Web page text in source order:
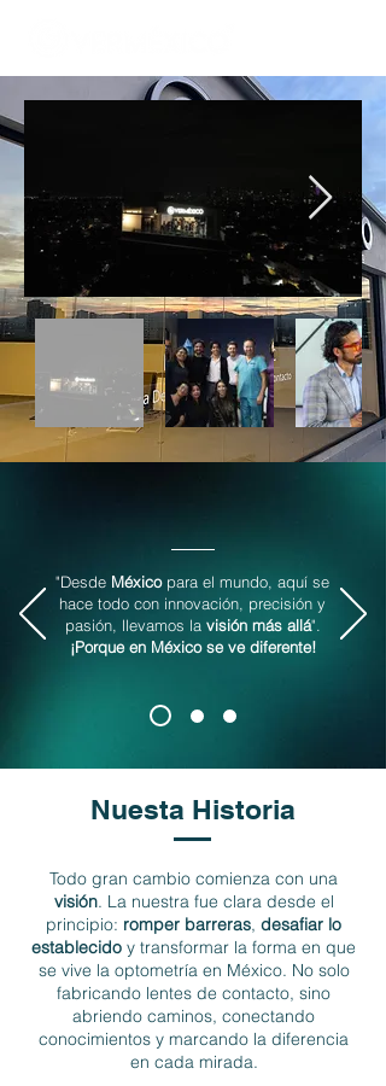
"Desde México para el mundo, aquí se
hace todo con innovación, precisión y
pasión, llevamos la visión más allá".
¡Porque en México se ve diferente!
Nuesta Historia
Todo gran cambio comienza con una
visión. La nuestra fue clara desde el
principio: romper barreras, desafiar lo
establecido y transformar la forma en que
se vive la optometría en México. No solo
fabricando lentes de contacto, sino
abriendo caminos, conectando
conocimientos y marcando la diferencia
en cada mirada.